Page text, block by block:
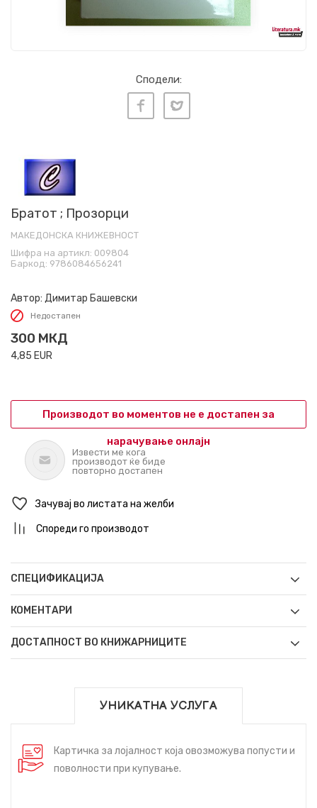
Сподели:
Братот ; Прозорци
МАКЕДОНСКА КНИЖЕВНОСТ
Шифра на артикл: 009804
Баркод: 9786084656241
Автор: Димитар Башевски
Недостапен
300 МКД
4,85 EUR
Производот во моментов не е достапен за
нарачување онлајн
Извести ме кога
производот ќе биде
повторно достапен
Зачувај во листата на желби
Спореди го производот
СПЕЦИФИКАЦИЈА
КОМЕНТАРИ
ДОСТАПНОСТ ВО КНИЖАРНИЦИТЕ
УНИКАТНА УСЛУГА
Картичка за лојалност која овозможува попусти и
поволности при купување.